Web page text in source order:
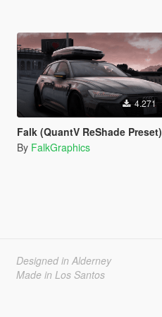
4.271
Falk (QuantV ReShade Preset)
By FalkGraphics
Designed in Alderney
Made in Los Santos